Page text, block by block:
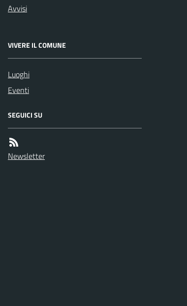
Avvisi
VIVERE IL COMUNE
Luoghi
Eventi
SEGUICI SU
Newsletter